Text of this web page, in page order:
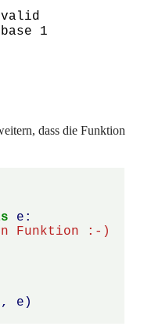
1
dass die Funktion
e :
Funktion :-)
, e )